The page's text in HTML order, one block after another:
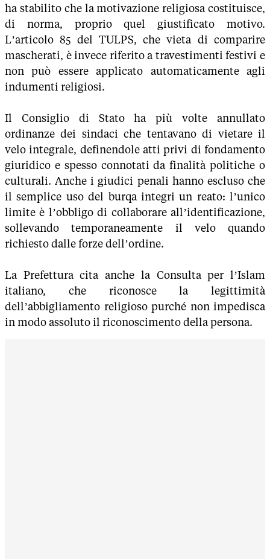
ha stabilito che la motivazione religiosa costituisce,
di norma, proprio quel giustificato motivo.
L’articolo 85 del TULPS, che vieta di comparire
mascherati, è invece riferito a travestimenti festivi e
non può essere applicato automaticamente agli
indumenti religiosi.
Il Consiglio di Stato ha più volte annullato
ordinanze dei sindaci che tentavano di vietare il
velo integrale, definendole atti privi di fondamento
giuridico e spesso connotati da finalità politiche o
culturali. Anche i giudici penali hanno escluso che
il semplice uso del burqa integri un reato: l’unico
limite è l’obbligo di collaborare all’identificazione,
sollevando temporaneamente il velo quando
richiesto dalle forze dell’ordine.
La Prefettura cita anche la Consulta per l’Islam
italiano, che riconosce la legittimità
dell’abbigliamento religioso purché non impedisca
in modo assoluto il riconoscimento della persona.